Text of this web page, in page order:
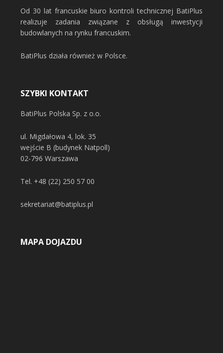
Od 30 lat francuskie biuro kontroli technicznej BatiPlus
realizuje zadania związane z obsługą inwestycji
budowlanych na rynku francuskim.
BatiPlus działa również w Polsce.
SZYBKI KONTAKT
BatiPlus Polska Sp. z o.o.
ul. Migdałowa 4, lok. 35
wejście B (budynek Natpoll)
02-796 Warszawa
Tel. +48 (22) 250 57 00
sekretariat@batiplus.pl
MAPA DOJAZDU